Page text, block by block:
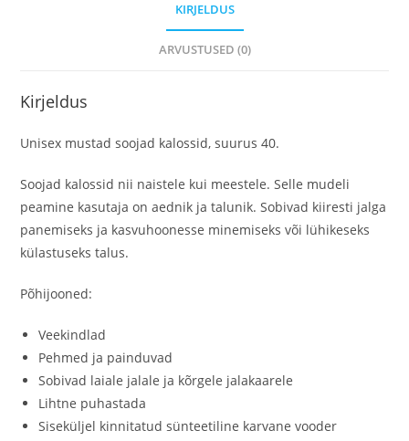
KIRJELDUS
ARVUSTUSED (0)
Kirjeldus
Unisex mustad soojad kalossid, suurus 40.
Soojad kalossid nii naistele kui meestele. Selle mudeli
peamine kasutaja on aednik ja talunik. Sobivad kiiresti jalga
panemiseks ja kasvuhoonesse minemiseks või lühikeseks
külastuseks talus.
Põhijooned:
Veekindlad
Pehmed ja painduvad
Sobivad laiale jalale ja kõrgele jalakaarele
Lihtne puhastada
Siseküljel kinnitatud sünteetiline karvane vooder